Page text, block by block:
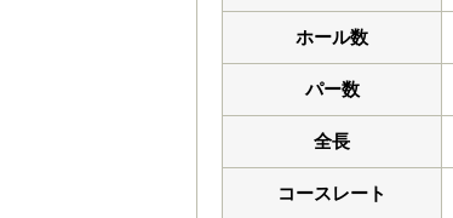
ホール数
パー数
全長
コースレート